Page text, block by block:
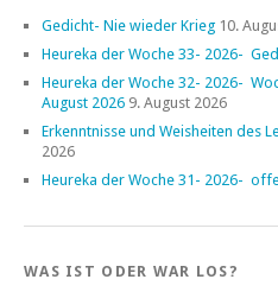
Gedicht- Nie wieder Krieg 10.
Heureka der Woche 33- 2026-
Heureka der Woche 32- 2026-
August 2026 9. August 2026
Erkenntnisse und Weisheiten des
2026
Heureka der Woche 31- 2026-
WAS IST ODER WAR LOS?